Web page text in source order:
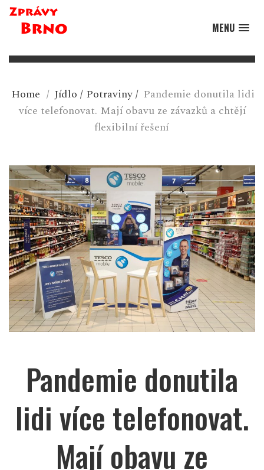
MENU
Home / Jídlo / Potraviny/ Pandemie donutila lidi
více telefonovat. Mají obavu ze závazků a chtějí
flexibilní řešení
Pandemie donutila
lidi více telefonovat.
Mají obavu ze